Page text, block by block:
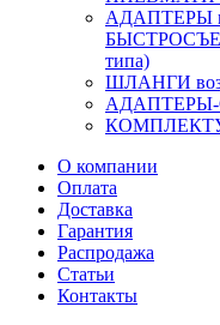
АДАПТЕРЫ
типа)
ШЛАНГИ
О компании
Оплата
Доставка
Гарантия
Распродажа
Статьи
Контакты